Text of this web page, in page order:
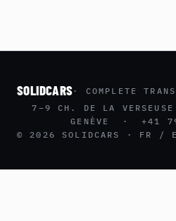
SOLIDCARS· COMPLETE
7–9 CH. DE LA
GENÈVE · +41
© 2026 SOLIDCARS · FR /